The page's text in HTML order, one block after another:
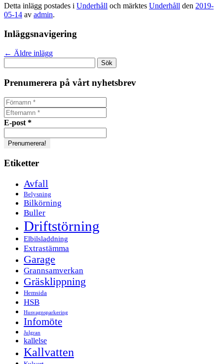
Detta inlägg postades i Underhåll och märktes Underhåll den 2019-
05-14 av admin.
Inläggsnavigering
← Äldre inlägg
efter:
Prenumerera på vårt nyhetsbrev
E-post *
Etiketter
Avfall
Belysning
Bilkörning
Buller
Driftstörning
Elbilsladdning
Extrastämma
Garage
Grannsamverkan
Gräsklippning
Hemsida
HSB
Husvagnsparkering
Infomöte
Julgran
kallelse
Kallvatten